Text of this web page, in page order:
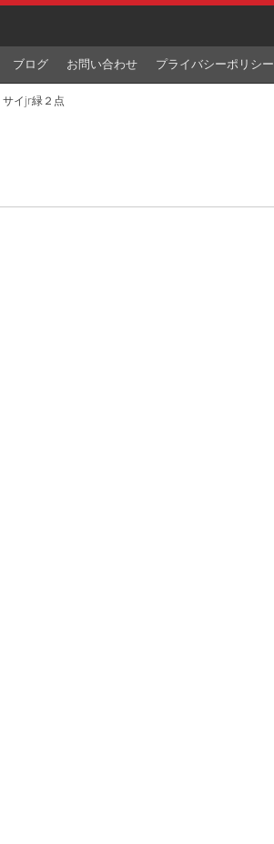
ブログ お問い合わせ プライバシーポリシー
サイjr緑２点